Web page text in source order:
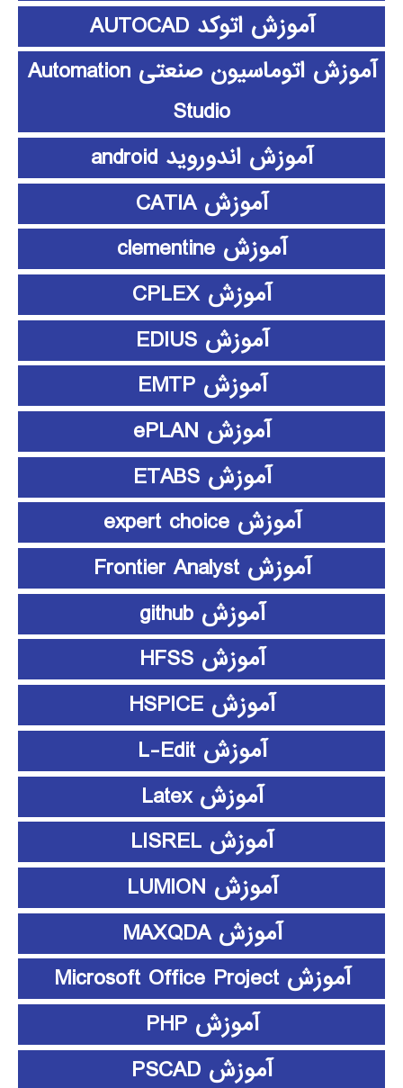
آموزش اتوکد AUTOCAD
آموزش اتوماسیون صنعتی Automation
Studio
آموزش اندوروید android
آموزش CATIA
آموزش clementine
آموزش CPLEX
آموزش EDIUS
آموزش EMTP
آموزش ePLAN
آموزش ETABS
آموزش expert choice
آموزش Frontier Analyst
آموزش github
آموزش HFSS
آموزش HSPICE
آموزش L-Edit
آموزش Latex
آموزش LISREL
آموزش LUMION
آموزش MAXQDA
آموزش Microsoft Office Project
آموزش PHP
آموزش PSCAD